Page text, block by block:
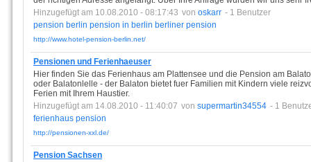
Hinzugefügt am 10.08.2010 - 08:17:43 von oskarr - 1 Benutzer
pension berlin pension in berlin berliner pension
http://www.hotel-pension-berlin.net/
Pensionen und Ferienhaeuser
Hier finden Sie das Ferienhaus am Plattensee und die Pension am
oder Balatonlelle - der Balaton bietet fuer Familien mit Kindern viele
Ferien mit Ihrem Haustier.
Hinzugefügt am 14.08.2010 - 11:40:07 von supermartin34554 - 1
ferienhaus pension
http://pensionen-xxl.de/
Pension Sachsen